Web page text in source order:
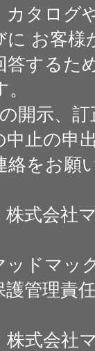
カタログ
に お客様
答するた
開示、
中止の申
絡をお願
株式会社
ッドマッ
護管理責
株式会社